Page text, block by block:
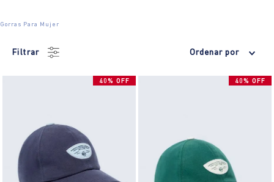
Gorras Para Mujer
Filtrar Ordenar por
40% OFF 40% OFF